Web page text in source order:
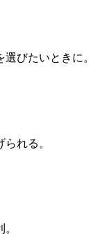
びたいときに。
れる。